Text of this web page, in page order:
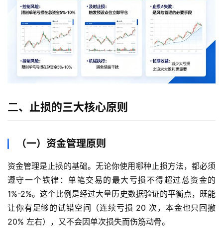
二、止损的三大核心原则
（一）资金管理原则
资金管理是止损的基础。无论你使用哪种止损方法，都必须
遵守一个铁律：单笔交易的最大亏损不得超过总资金的
1%-2%。这个比例是经过大量历史数据验证的平衡点，既能
让你有足够的试错空间（连续亏损 20 次，本金也只回撤
20% 左右），又不会因单次损失而伤筋动骨。